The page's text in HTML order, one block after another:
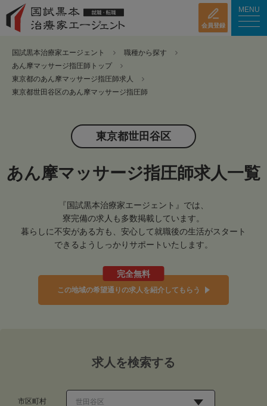
会員登録
MENU
国試黒本治療家エージェント
職種から探す
あん摩マッサージ指圧師トップ
東京都のあん摩マッサージ指圧師求人
東京都世田谷区のあん摩マッサージ指圧師
東京都世田谷区
あん摩マッサージ指圧師求人一覧
『国試黒本治療家エージェント』では、
寮完備の求人も多数掲載しています。
暮らしに不安がある方も、安心して就職後の生活がスタート
できるようしっかりサポートいたします。
完全無料
この地域の希望通りの求人を紹介してもらう
求人を検索する
市区町村